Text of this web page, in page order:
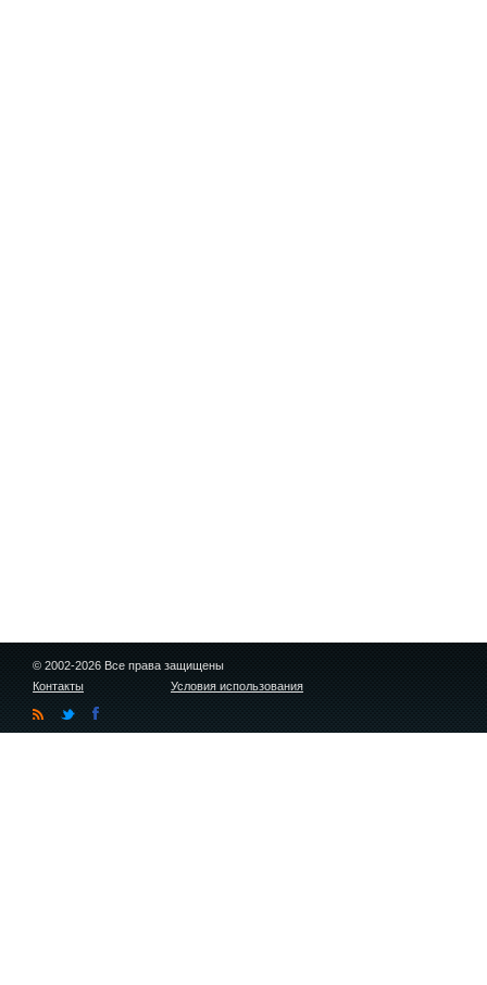
© 2002-2026 Все права защищены
Контакты
Условия использования